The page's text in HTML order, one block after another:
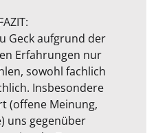
Geck aufgrund der
Erfahrungen nur
sowohl fachlich
Insbesondere
(offene Meinung,
uns gegenüber
rundet sie durch
ab. Termin
kurzfristig und
Die
war auch bestens .
etc… Alles in
ich sie nur